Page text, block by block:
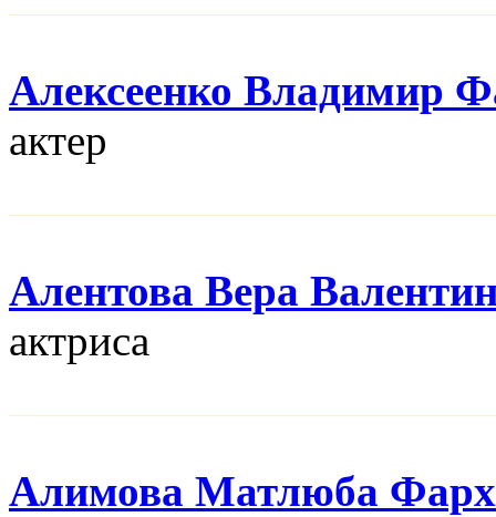
Алексеенко Владимир
актер
Алентова Вера
актриса
Алимова Матлюба